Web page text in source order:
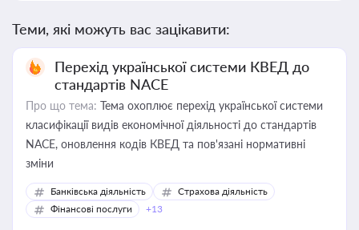
Теми, які можуть вас зацікавити:
Перехід української системи КВЕД до
стандартів NACE
Про що тема: Тема охоплює перехід української системи
класифікації видів економічної діяльності до стандартів
NACE, оновлення кодів КВЕД та пов'язані нормативні
зміни
Банківська діяльність
Страхова діяльність
Фінансові послуги
+13